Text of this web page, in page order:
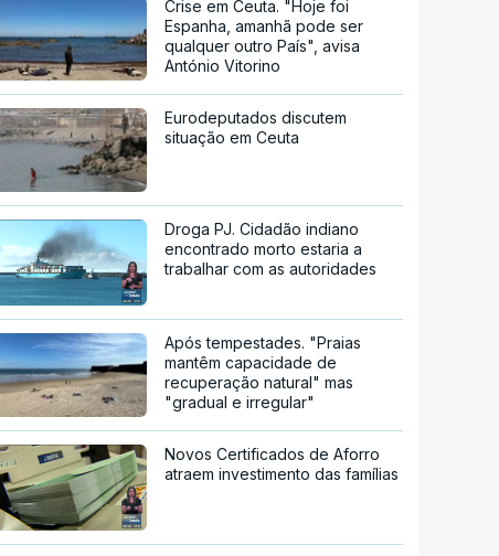
Crise em Ceuta. "Hoje foi
Espanha, amanhã pode ser
qualquer outro País", avisa
António Vitorino
Eurodeputados discutem
situação em Ceuta
Droga PJ. Cidadão indiano
encontrado morto estaria a
trabalhar com as autoridades
Após tempestades. "Praias
mantêm capacidade de
recuperação natural" mas
"gradual e irregular"
Novos Certificados de Aforro
atraem investimento das famílias